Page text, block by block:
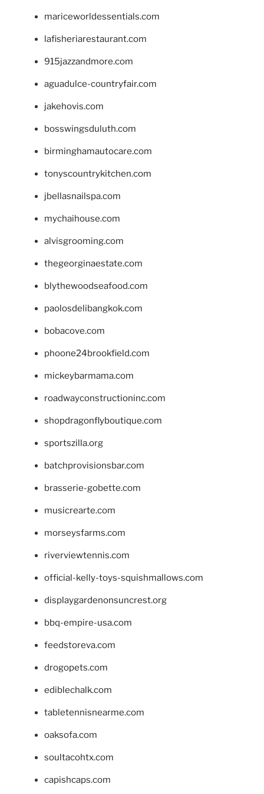
mariceworldessentials.com
lafisheriarestaurant.com
915jazzandmore.com
aguadulce-countryfair.com
jakehovis.com
bosswingsduluth.com
birminghamautocare.com
tonyscountrykitchen.com
jbellasnailspa.com
mychaihouse.com
alvisgrooming.com
thegeorginaestate.com
blythewoodseafood.com
paolosdelibangkok.com
bobacove.com
phoone24brookfield.com
mickeybarmama.com
roadwayconstructioninc.com
shopdragonflyboutique.com
sportszilla.org
batchprovisionsbar.com
brasserie-gobette.com
musicrearte.com
morseysfarms.com
riverviewtennis.com
official-kelly-toys-squishmallows.com
displaygardenonsuncrest.org
bbq-empire-usa.com
feedstoreva.com
drogopets.com
ediblechalk.com
tabletennisnearme.com
oaksofa.com
soultacohtx.com
capishcaps.com